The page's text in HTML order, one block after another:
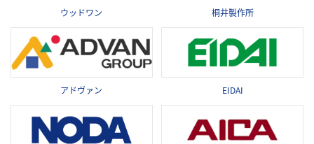
ウッドワン 桐井製作所
アドヴァン EIDAI